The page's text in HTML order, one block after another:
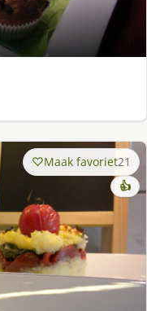
Maak favoriet21
👍